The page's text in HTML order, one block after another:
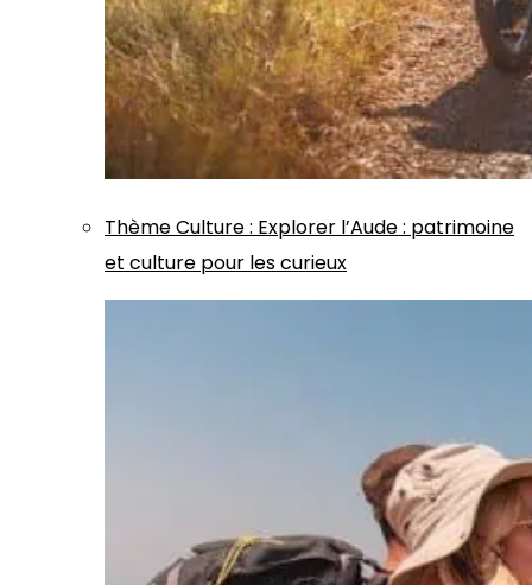
ThèmeCulture: Explorer l’Aude : patrimoine
et culture pour les curieux